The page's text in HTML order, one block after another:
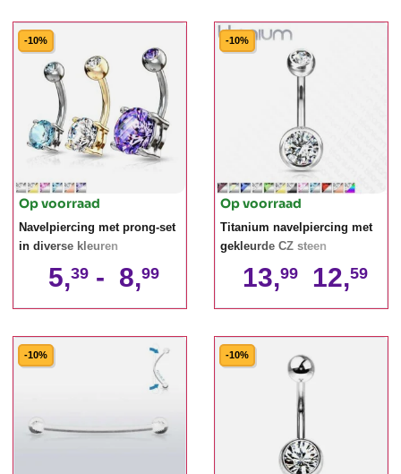
-10%
Op voorraad
Navelpiercing met prong-set
in diverse kleuren
5,39 - 8,99
-10%
Op voorraad
Titanium navelpiercing met
gekleurde CZ steen
13,99 12,59
-10% -10%